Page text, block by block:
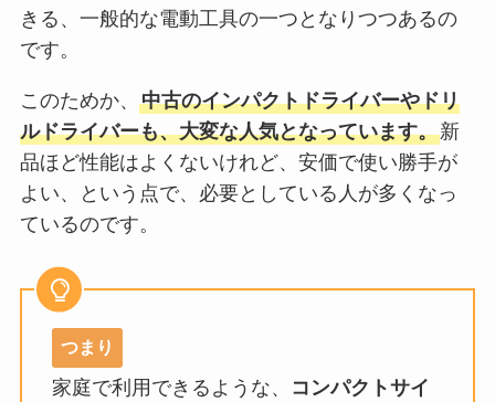
きる、一般的な電動工具の一つとなりつつあるの
です。
このためか、 中古のインパクトドライバーやドリ
ルドライバーも、大変な人気となっています。新
品ほど性能はよくないけれど、安価で使い勝手が
よい、という点で、必要としている人が多くなっ
ているのです。
つまり
家庭で利用できるような、
コンパクトサイ